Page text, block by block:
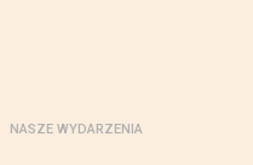
NASZE WYDARZENIA